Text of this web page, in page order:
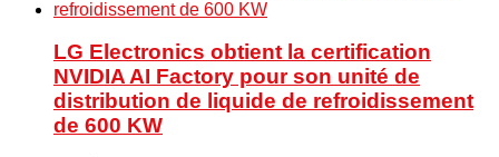
LG Electronics obtient la certification
NVIDIA AI Factory pour son unité de
distribution de liquide de refroidissement
de 600 KW